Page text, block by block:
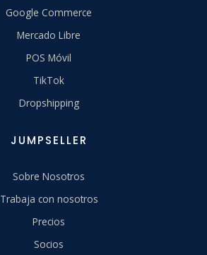
Google Commerce
Mercado Libre
POS Móvil
TikTok
Dropshipping
JUMPSELLER
Sobre Nosotros
Trabaja con nosotros
Precios
Socios